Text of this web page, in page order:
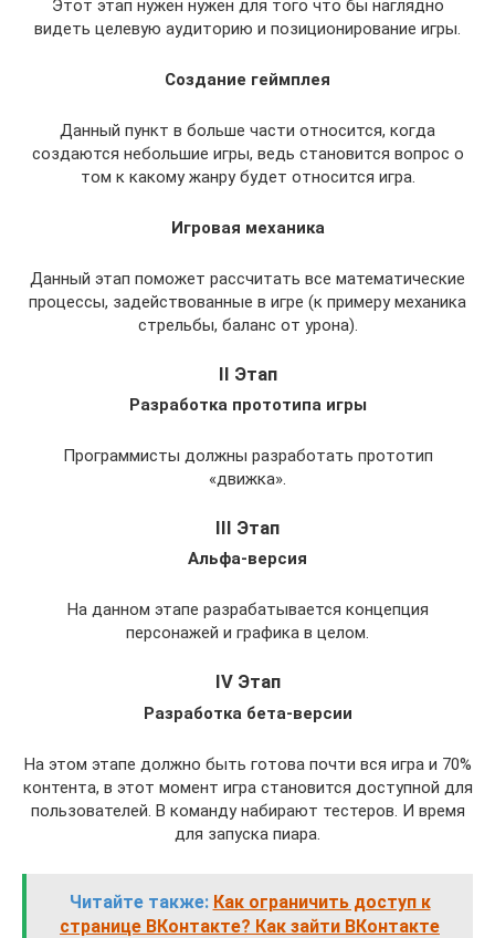
Этот этап нужен нужен для того что бы наглядно
видеть целевую аудиторию и позиционирование игры.
Создание геймплея
Данный пункт в больше части относится, когда
создаются небольшие игры, ведь становится вопрос о
том к какому жанру будет относится игра.
Игровая механика
Данный этап поможет рассчитать все математические
процессы, задействованные в игре (к примеру механика
стрельбы, баланс от урона).
II Этап
Разработка прототипа игры
Программисты должны разработать прототип
«движка».
III Этап
Альфа-версия
На данном этапе разрабатывается концепция
персонажей и графика в целом.
IV Этап
Разработка бета-версии
На этом этапе должно быть готова почти вся игра и 70%
контента, в этот момент игра становится доступной для
пользователей. В команду набирают тестеров. И время
для запуска пиара.
Читайте также: Как ограничить доступ к
странице ВКонтакте? Как зайти ВКонтакте